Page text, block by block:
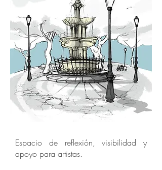
Espacio de reflexión, visibilidad y
apoyo para artistas.